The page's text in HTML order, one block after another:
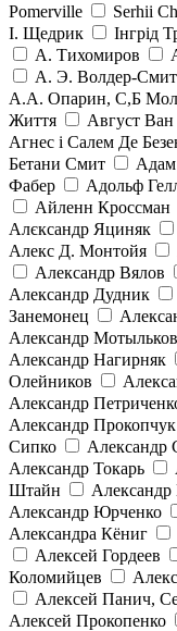
Pomerville Serhii
І. Щедрик
Інгрід
А. Тихомиров
А. Э. Волдер-Смит
А.А. Опарин, С,Б
Життя
Август
Агнес і Салем Де
Бетани Смит
Фабер
Адольф
Айленн Кроссман
Алєксандр Яциняк
Алекс Д. Монтойя
Александр Вялов
Александр Дудник
Занемонец
Александр Мотыльков
Александр Нагирняк
Олейников
Александр
Александр Прокопчук
Сипко
Александр
Александр Токарь
Штайн
Александр Юрченко
Александра Кёниг
Алексей Гордеев
Коломийцев
Алексей Панич,
Алексей Прокопенко